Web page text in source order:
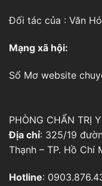
Đối tác của : Văn
Mạng xã hội:
Sổ Mơ website
PHÒNG CHẨN TRỊ
Địa chỉ: 325/19
Thạnh – TP. Hồ Chí
Hotline: